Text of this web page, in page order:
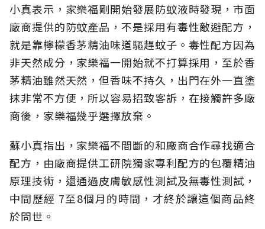
小真表示，家樂福剛開始發展防蚊液時發現，市面
廠商提供的防蚊產品，不是採用有毒性敵避配方，
就是靠檸檬香茅精油味道驅趕蚊子。毒性配方因為
非天然成分，家樂福一開始就不打算採用，至於香
茅精油雖然天然，但香味不持久，出門在外一直塗
抹非常不方便，所以容易招致客訴，在接觸許多廠
商後，家樂福幾乎選擇放棄。
蘇小真指出，家樂福不間斷的和廠商合作尋找適合
配方，由廠商提供工研院獨家專利配方的包覆精油
原理技術，還通過皮膚敏感性測試及無毒性測試，
中間歷經 7至8個月的時間，才終於讓這個商品終
於問世。